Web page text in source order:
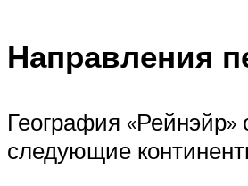
Направления
География «Рейнэйр»
следующие